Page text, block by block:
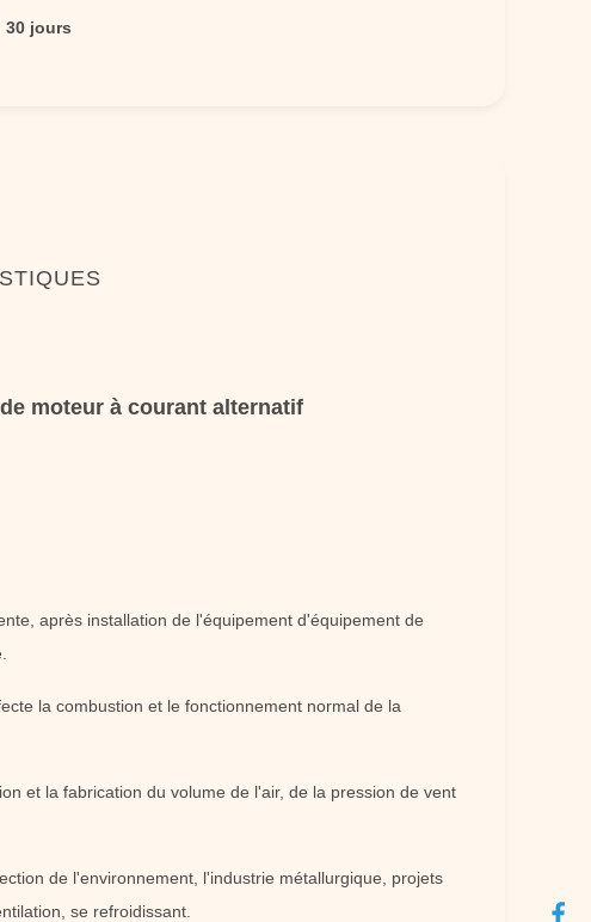
30 jours
moteur à courant alternatif
après installation de l'équipement d'équipement de
la combustion et le fonctionnement normal de la
et la fabrication du volume de l'air, de la pression de vent
de l'environnement, l'industrie métallurgique, projets
se refroidissant.